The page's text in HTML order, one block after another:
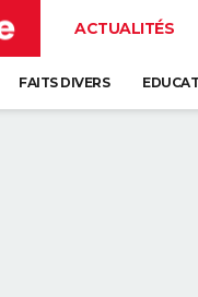
ACTUALITÉS
FAITS DIVERS